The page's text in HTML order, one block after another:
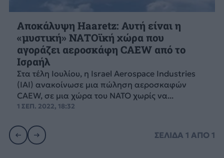
Αποκάλυψη Haaretz: Αυτή είναι η
«μυστική» ΝΑΤΟϊκή χώρα που
αγοράζει αεροσκάφη CAEW από το
Ισραήλ
Στα τέλη Ιουλίου, η Israel Aerospace Industries
(IAI) ανακοίνωσε μια πώληση αεροσκαφών
CAEW, σε μια χώρα του ΝΑΤΟ χωρίς να...
1 ΣΕΠ. 2022, 18:32
ΣΕΛΙΔΑ1 ΑΠΟ1